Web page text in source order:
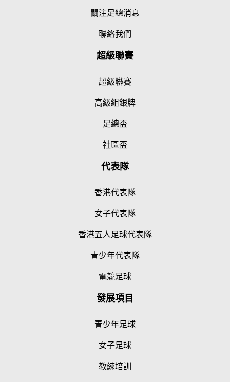
關注足總消息
聯絡我們
超級聯賽
超級聯賽
高級組銀牌
足總盃
社區盃
代表隊
香港代表隊
女子代表隊
香港五人足球代表隊
青少年代表隊
電競足球
發展項目
青少年足球
女子足球
教練培訓